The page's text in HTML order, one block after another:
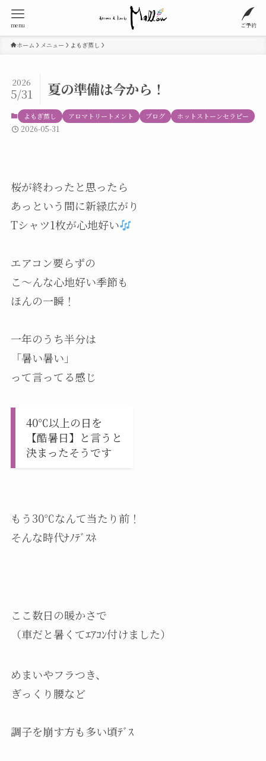
ご予約
menu
ホーム メニュー よもぎ蒸し
夏の準備は今から！
2026
5/31
よもぎ蒸し アロマトリートメント ブログ ホットストーンセラピー
2026-05-31
桜が終わったと思ったら
あっという間に新緑広がり
Tシャツ1枚が心地好い
エアコン要らずの
こ～んな心地好い季節も
ほんの一瞬！
一年のうち半分は
「暑い暑い」
って言ってる感じ
40℃以上の日を
【酷暑日】と言うと
決まったそうです
もう30℃なんて当たり前！
そんな時代ﾅﾉﾃﾞｽﾈ
ここ数日の暖かさで
（車だと暑くてｴｱｺﾝ付けました）
めまいやフラつき、
ぎっくり腰など
調子を崩す方も多い頃ﾃﾞｽ